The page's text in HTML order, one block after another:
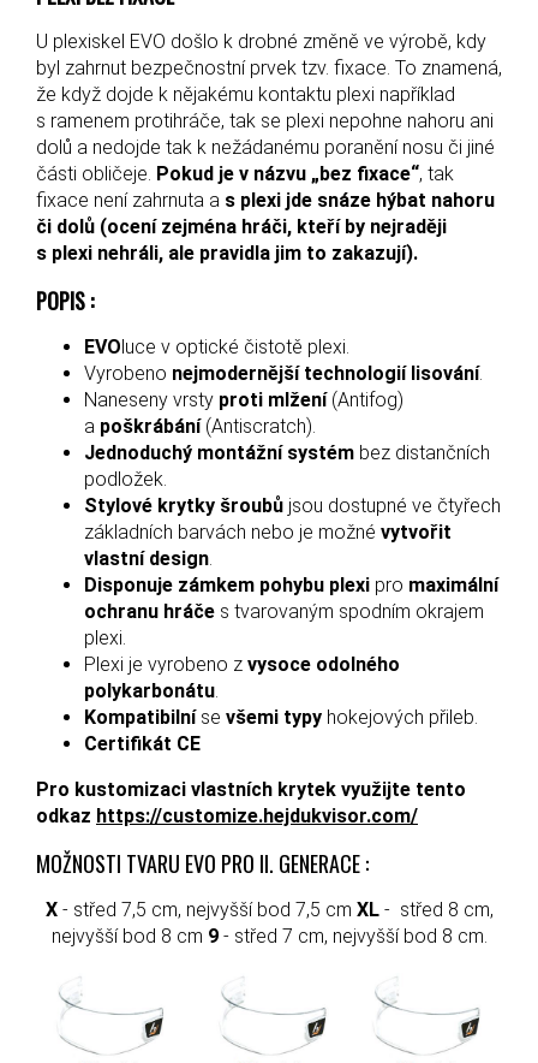
U plexiskel EVO došlo k drobné změně ve výrobě, kdy
byl zahrnut bezpečnostní prvek tzv. fixace. To znamená,
že když dojde k nějakému kontaktu plexi například
s ramenem protihráče, tak se plexi nepohne nahoru ani
dolů a nedojde tak k nežádanému poranění nosu či jiné
části obličeje. Pokud je v názvu „bez fixace“, tak
fixace není zahrnuta a s plexi jde snáze hýbat nahoru
či dolů (ocení zejména hráči, kteří by nejraději
s plexi nehráli, ale pravidla jim to zakazují).
POPIS :
EVOluce v optické čistotě plexi.
Vyrobeno nejmodernější technologií lisování.
Naneseny vrsty proti mlžení(Antifog)
a poškrábání(Antiscratch).
Jednoduchý montážní systém bez distančních
podložek.
Stylové krytky šroubů jsou dostupné ve čtyřech
základních barvách nebo je možné vytvořit
vlastní design
Disponuje zámkem pohybu plexi pro maximální
ochranu hráče s tvarovaným spodním okrajem
plexi.
Plexi je vyrobeno z vysoce odolného
polykarbonátu
Kompatibilníse všemi typy hokejových přileb.
Certifikát CE
Pro kustomizaci vlastních krytek využijte tento
odkaz https://customize.hejdukvisor.com/
MOŽNOSTI TVARU EVO PRO II. GENERACE :
X- střed 7,5 cm, nejvyšší bod 7,5 cm XL- střed 8 cm,
nejvyšší bod 8 cm 9- střed 7 cm, nejvyšší bod 8 cm.